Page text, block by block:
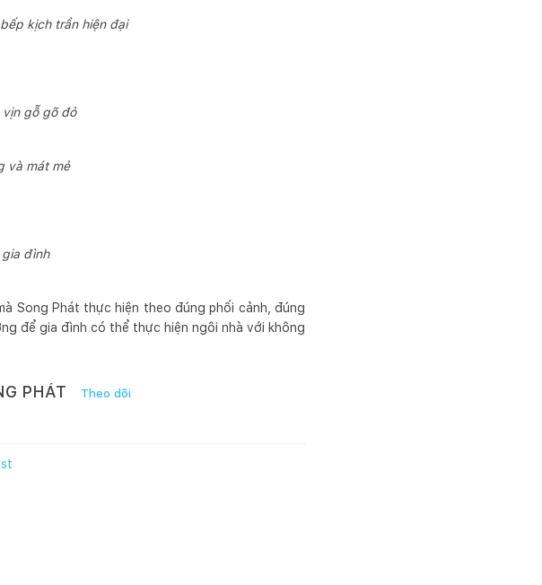
kịch trần hiện đại
vịn gỗ gõ đỏ
và mát mẻ
đình
Song Phát thực hiện theo đúng phối cảnh, đúng
để gia đình có thể thực hiện ngôi nhà với không
PHÁT Theo dõi